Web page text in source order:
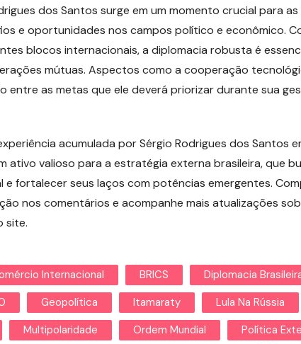
dos Santos surge em um momento crucial para
e oportunidades nos campos político e econômico.
blocos internacionais, a diplomacia robusta é
mútuas. Aspectos como a cooperação
entre as metas que ele deverá priorizar durante sua
acumulada por Sérgio Rodrigues dos Santos
ativo valioso para a estratégia externa brasileira, que
e fortalecer seus laços com potências emergentes.
nos comentários e acompanhe mais atualizações
site.
Internacional BRICS
Diplomacia
Geopolítica Itamaraty
Lula Na Rússia
Multipolaridade Ordem Mundial
Política